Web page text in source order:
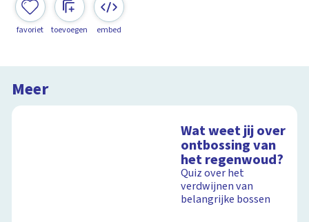
favoriet toevoegen embed
Meer
Wat weet jij over
ontbossing van
het regenwoud?
Quiz over het
verdwijnen van
belangrijke bossen